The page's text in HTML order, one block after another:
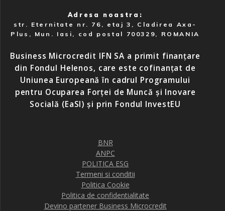
Adresa noastra:
str. Eternitate nr. 76, etaj 3, Cladirea Axa-
Plus, Mun. Iasi, cod postal 700329, ROMANIA
Business Microcredit IFN SA a primit finanțare
din Fondul Helenos, care este cofinanțat de
Uniunea Europeană în cadrul Programului
pentru Ocuparea Forței de Muncă și Inovare
Socială (EaSI) și prin Fondul InvestEU
BNR
ANPC
POLITICA ESG
Termeni si conditii
Politica Cookie
Politica de confidentialitate
Devino partener Business Microcredit